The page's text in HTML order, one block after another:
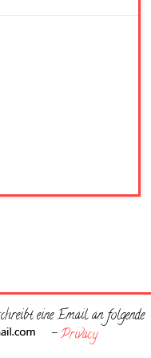
eine Email an folgende
-Privacy